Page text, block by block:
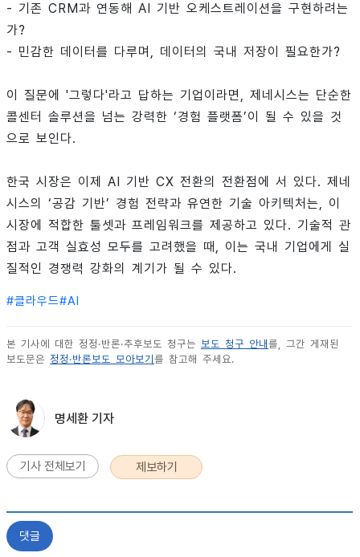
- 기존 CRM과 연동해 AI 기반 오케스트레이션을 구현하려는
가?
- 민감한 데이터를 다루며, 데이터의 국내 저장이 필요한가?
이 질문에 '그렇다'라고 답하는 기업이라면, 제네시스는 단순한
콜센터 솔루션을 넘는 강력한 ‘경험 플랫폼’이 될 수 있을 것
으로 보인다.
한국 시장은 이제 AI 기반 CX 전환의 전환점에 서 있다. 제네
시스의 ‘공감 기반’ 경험 전략과 유연한 기술 아키텍처는, 이
시장에 적합한 툴셋과 프레임워크를 제공하고 있다. 기술적 관
점과 고객 실효성 모두를 고려했을 때, 이는 국내 기업에게 실
질적인 경쟁력 강화의 계기가 될 수 있다.
#클라우드#AI
본 기사에 대한 정정·반론·추후보도 청구는 보도 청구 안내 를, 그간 게재된
보도문은 정정·반론보도 모아보기 를 참고해 주세요.
명세환 기자
기사 전체보기 제보하기
댓글